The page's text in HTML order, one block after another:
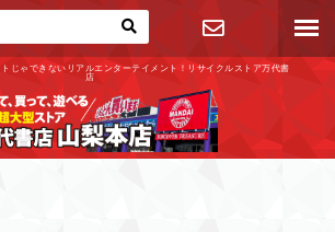
じゃできないリアルエンターテイメント！リサイクルストア万代書
店
お問い合わ
せ